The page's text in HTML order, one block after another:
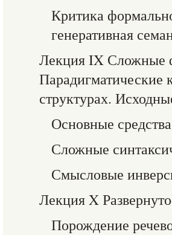
Критика
генеративная
Лекция IX Сложные
Парадигматические
структурах.
Основные
Сложные
Смысловые
Лекция X
Порождение